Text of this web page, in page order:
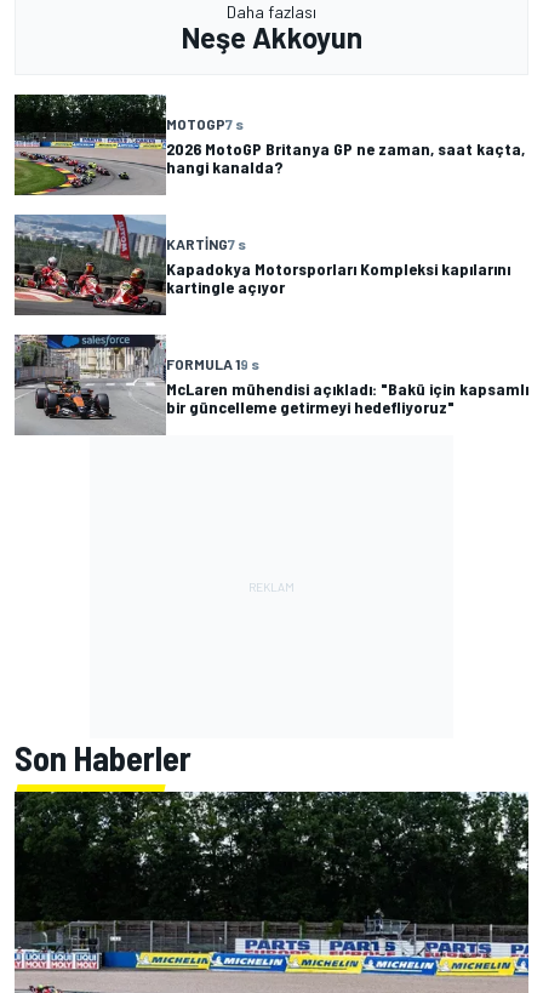
Daha fazlası
Neşe Akkoyun
MOTOGP7 s
2026 MotoGP Britanya GP ne zaman, saat kaçta,
hangi kanalda?
KARTING7 s
Kapadokya Motorsporları Kompleksi kapılarını
kartingle açıyor
FORMULA 19 s
McLaren mühendisi açıkladı: "Bakü için kapsamlı
bir güncelleme getirmeyi hedefliyoruz"
Son Haberler